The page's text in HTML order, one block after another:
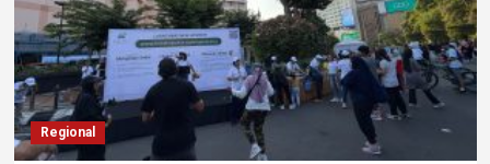
Regional